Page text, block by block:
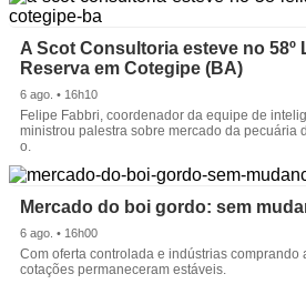
A Scot Consultoria esteve no 58º
Reserva em Cotegipe (BA)
6 ago. • 16h10
Felipe Fabbri, coordenador da equipe de
ministrou palestra sobre mercado da pecuária
o.
Mercado do boi gordo: sem
6 ago. • 16h00
Com oferta controlada e indústrias comprando
cotações permaneceram estáveis.